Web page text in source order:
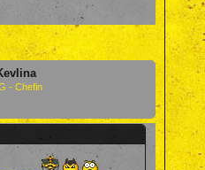
- Chefin